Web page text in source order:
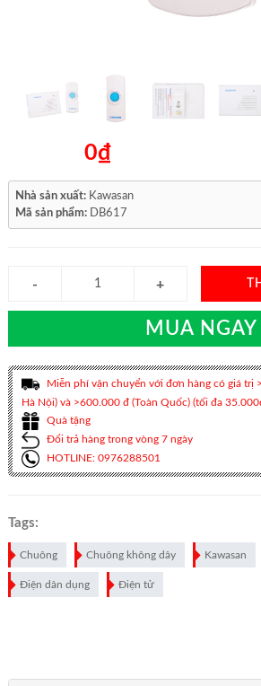
0₫
Nhà sản xuất: Kawasan
Mã sản phẩm: DB617
MUA NGAY
Miễn phí vận chuyển với đơn hàng có giá trị
Hà Nội) và >600.000 đ (Toàn Quốc) (tối đa
Quà tặng
Đổi trả hàng trong vòng 7 ngày
HOTLINE: 0976288501
Tags:
Chuông Chuông không dây Kawasan
Điện dân dụng Điện tử